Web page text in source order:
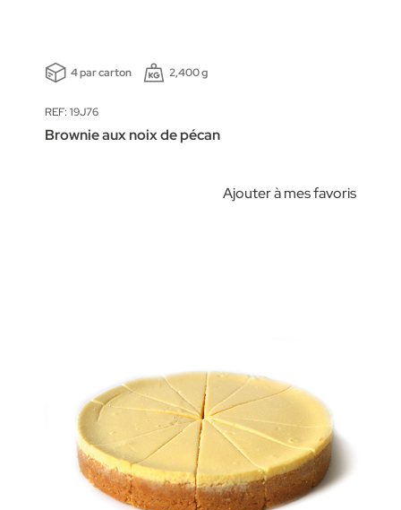
4 par carton 2,400 g
REF: 19J76
Brownie aux noix de pécan
Ajouter à mes favoris